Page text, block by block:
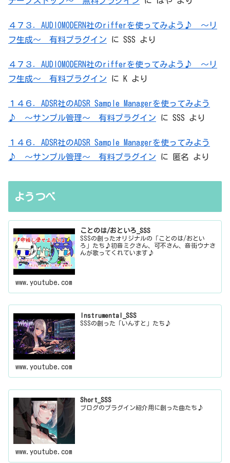
４７３．AUDIOMODERN社のrifferを使ってみよう♪ ～リ
フ生成～ 有料プラグイン に SSS より
４７３．AUDIOMODERN社のrifferを使ってみよう♪ ～リ
フ生成～ 有料プラグイン に K より
１４６．ADSR社のADSR Sample Managerを使ってみよう
♪ ～サンプル管理～ 有料プラグイン に SSS より
１４６．ADSR社のADSR Sample Managerを使ってみよう
♪ ～サンプル管理～ 有料プラグイン に 匿名 より
ようつべ
ことのは/おといろ_SSS
SSSの創ったオリジナルの「ことのは/おとい
ろ」たち♪初音ミクさん、可不さん、音街ウナさ
んが歌ってくれています♪
www.youtube.com
Instrumental_SSS
SSSの創った「いんすと」たち♪
www.youtube.com
Short_SSS
ブログのプラグイン紹介用に創った曲たち♪
www.youtube.com